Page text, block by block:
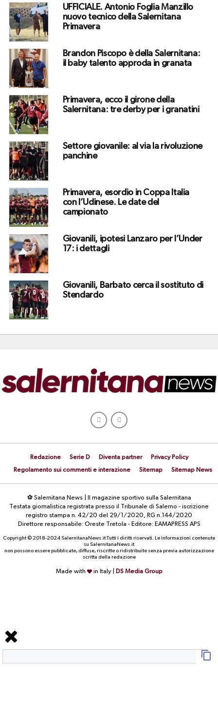
UFFICIALE. Antonio Foglia Manzillo
nuovo tecnico della Salernitana
Primavera
Brandon Piscopo è della Salernitana:
il baby talento approda in granata
Primavera, ecco il girone della
Salernitana: tre derby per i granatini
Settore giovanile: al via la rivoluzione
panchine
Primavera, esordio in Coppa Italia
con l’Udinese. Le date del
campionato
Giovanili, ipotesi Lanzaro per l’Under
17: i dettagli
Giovanili, Barbato cerca il sostituto di
Stendardo
Redazione Serie D Diventa partner
Privacy Policy
Regolamento sui commenti e interazione
Sitemap Sitemap News
⚽ Salernitana News | Il magazine sportivo sulla Salernitana
Testata giornalistica registrata presso il Tribunale di Salerno - iscrizione
registro stampa n. 42/20 del 29/1/2020, RG n.144/2020
Direttore responsabile: Oreste Tretola - Editore: EAMAPRESS APS
Copyright © 2018-2024 SalernitanaNews.it Tutti i diritti riservati. Le informazioni contenute
su SalernitanaNews.it
non possono essere pubblicate, diffuse, riscritte o ridistribuite senza previa autorizzazione
scritta della redazione
Made with in Italy | DS Media Group